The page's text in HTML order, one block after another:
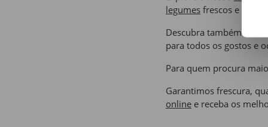
legumes frescos e da
Descubra também a
para todos os gostos e
Para quem procura
Garantimos frescura,
online e receba os